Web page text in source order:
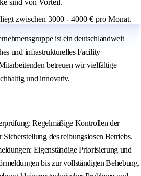
sind von Vorteil.
zwischen 3000 - 4000 € pro Monat.
ist ein deutschlandweit
und infrastrukturelles Facility
betreuen wir vielfältige
und innovativ.
Regelmäßige Kontrollen der
des reibungslosen Betriebs.
Eigenständige Priorisierung und
bis zur vollständigen Behebung.